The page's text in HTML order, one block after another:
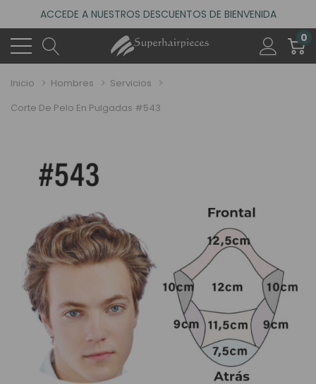
ACCEDE A NUESTROS DESCUENTOS DE BIENVENIDA
4.6
(485 reseñas)
VISITA NUESTRO NUEVO SALÓN EN MADRID
ACCEDE A NUESTROS DESCUENTOS DE BIENVENIDA
0
Inicio Hombres
Servicios
Corte De Pelo En Pulgadas #543